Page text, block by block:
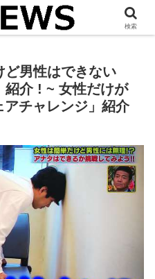
い 」をお伝えします。
ど男性はできない
紹介 ! ~ 女性だけが
チャレンジ」紹介
検索